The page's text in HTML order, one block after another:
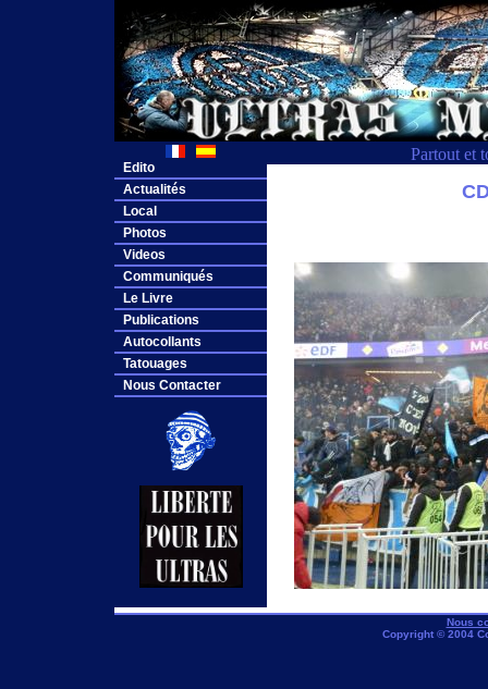
Partout et
Edito
Actualités
Local
Photos
Videos
Communiqués
Le Livre
Publications
Autocollants
Tatouages
Nous Contacter
Nous
Copyright © 2004